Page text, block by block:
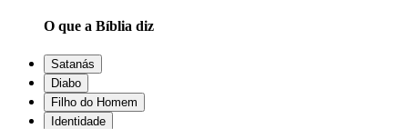
O que a Bíblia diz
Satanás
Diabo
Filho do Homem
Identidade